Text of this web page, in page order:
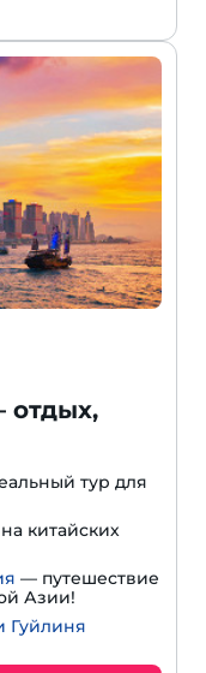
отдых,
тур для
китайских
— путешествие
Азии!
Гуйлиня